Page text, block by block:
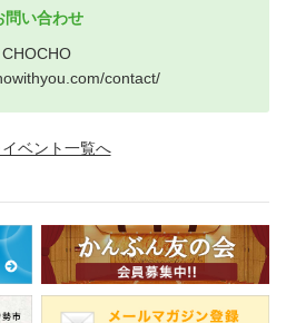
問い合わせ
CHOCHO
contact/
ベント一覧へ